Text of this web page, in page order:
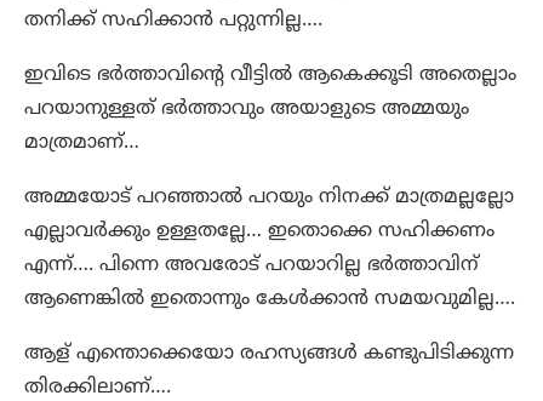
തനിക്ക് സഹിക്കാൻ പറ്റുന്നില്ല….
ഇവിടെ ഭർത്താവിന്റെ വീട്ടിൽ ആകെക്കൂടി അതെല്ലാം
പറയാനുള്ളത് ഭർത്താവും അയാളുടെ അമ്മയും
മാത്രമാണ്…
അമ്മയോട് പറഞ്ഞാൽ പറയും നിനക്ക് മാത്രമല്ലല്ലോ
എല്ലാവർക്കും ഉള്ളതല്ലേ… ഇതൊക്കെ സഹിക്കണം
എന്ന്…. പിന്നെ അവരോട് പറയാറില്ല ഭർത്താവിന്
ആണെങ്കിൽ ഇതൊന്നും കേൾക്കാൻ സമയവുമില്ല….
ആള് എന്തൊക്കെയോ രഹസ്യങ്ങൾ കണ്ടുപിടിക്കുന്ന
തിരക്കിലാണ്….